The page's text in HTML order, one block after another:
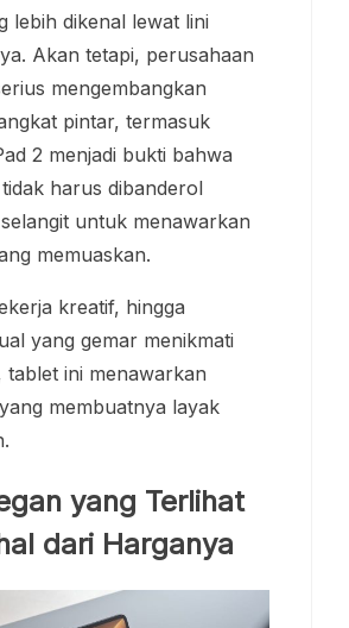
lebih dikenal lewat lini
Akan tetapi, perusahaan
mengembangkan
pintar, termasuk
2 menjadi bukti bahwa
harus dibanderol
untuk menawarkan
memuaskan.
kreatif, hingga
yang gemar menikmati
tablet ini menawarkan
membuatnya layak
yang Terlihat
dari Harganya